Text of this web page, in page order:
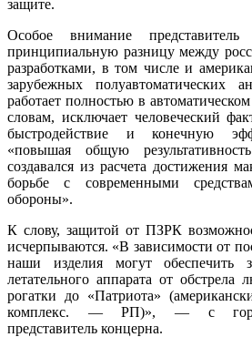
защите.
Особое внимание
принципиальную разницу между
разработками, в том числе и
зарубежных полуавтоматических
работает полностью в
словам, исключает человеческий
быстродействие и конечную
«повышая общую
создавался из расчета достижения
борьбе с современными
обороны».
К слову, защитой от ПЗРК
исчерпываются. «В зависимости от
наши изделия могут обеспечить
летательного аппарата от
рогатки до «Патриота»
комплекс. — РП)», — с
представитель концерна.